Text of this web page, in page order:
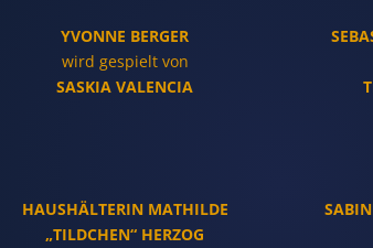
YVONNE BERGER
wird gespielt von
SASKIA VALENCIA
HAUSHÄLTERIN MATHILDE
„TILDCHEN“ HERZOG